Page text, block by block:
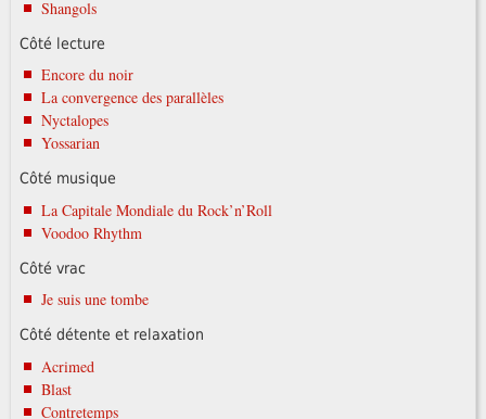
Shangols
Côté lecture
Encore du noir
La convergence des parallèles
Nyctalopes
Yossarian
Côté musique
La Capitale Mondiale du Rock’n’Roll
Voodoo Rhythm
Côté vrac
Je suis une tombe
Côté détente et relaxation
Acrimed
Blast
Contretemps